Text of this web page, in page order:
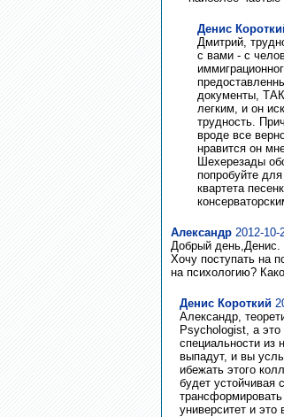
Денис
Дмитрий,
с вами - с
документы,
легким, и он
трудность.
вроде все
нравится он
Шехерезады
попробуйте
квартета
Александр 2012-10-
Добрый
Хочу поступать на
на психологию?
Денис Короткий
Александр,
Psychologist, а это
специальности из
выпадут, и вы
ибежать этого
будет устойчивая
университет и